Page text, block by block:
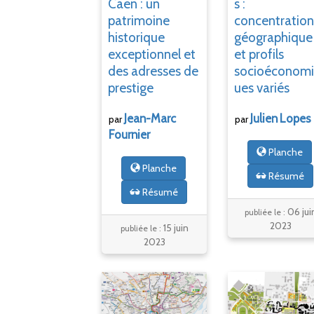
Caen : un
patrimoine
historique
exceptionnel et
des adresses de
prestige
parJean-Marc
Fournier
Planche
Résumé
publiée le : 15 juin
2023
s :
concentration
géographique
et profils
ues variés
parJulien Lopes
Planche
Résumé
publiée le : 06
2023